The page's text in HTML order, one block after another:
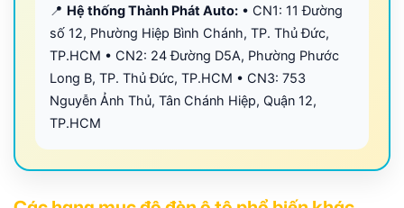
📍 Hệ thống Thành Phát Auto: • CN1: 11 Đường
số 12, Phường Hiệp Bình Chánh, TP. Thủ Đức,
TP.HCM • CN2: 24 Đường D5A, Phường Phước
Long B, TP. Thủ Đức, TP.HCM • CN3: 753
Nguyễn Ảnh Thủ, Tân Chánh Hiệp, Quận 12,
TP.HCM